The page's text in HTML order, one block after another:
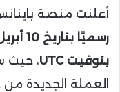
أعلنت منصة
بتوقيت UTC
، حيث
العملة الجديدة